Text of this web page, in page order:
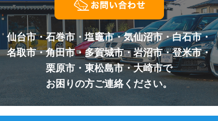
仙台市・石巻市・塩竈市・気仙沼市・白石市・
名取市・角田市・多賀城市・岩沼市・登米市・
栗原市・東松島市・大崎市で
お困りの方ご連絡ください。